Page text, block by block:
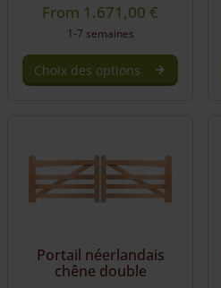
From 1.671,00 €
1-7 semaines
Choix des options
Portail néerlandais
chêne double